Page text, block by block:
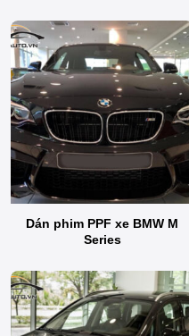
Dán phim PPF xe BMW M
Series